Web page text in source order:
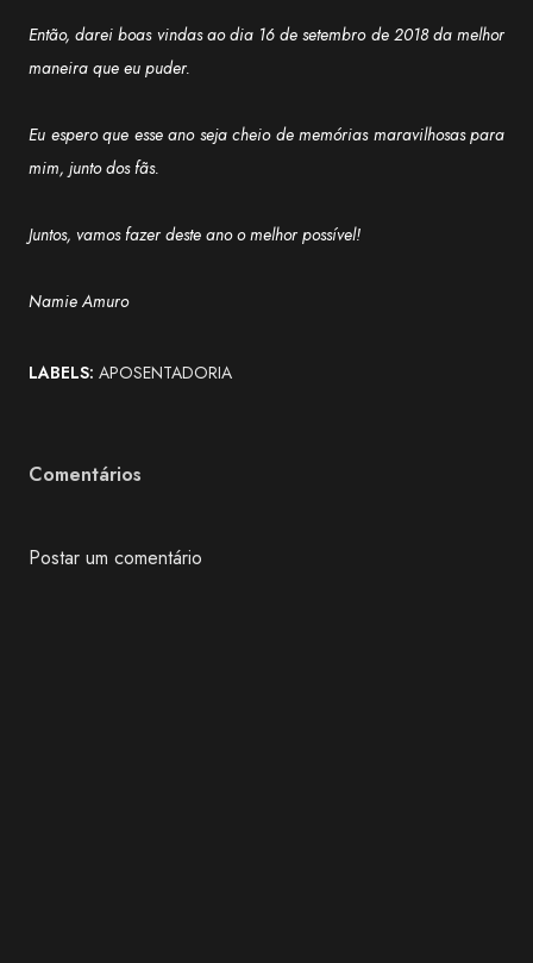
Então, darei boas vindas ao dia 16 de setembro de 2018 da melhor
maneira que eu puder.
Eu espero que esse ano seja cheio de memórias maravilhosas para
mim, junto dos fãs.
Juntos, vamos fazer deste ano o melhor possível!
Namie Amuro
LABELS: APOSENTADORIA
Comentários
Postar um comentário